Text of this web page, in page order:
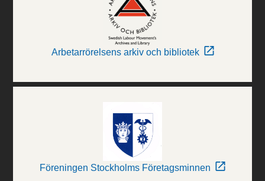
Arbetarrörelsens arkiv och bibliotek
Föreningen Stockholms Företagsminnen